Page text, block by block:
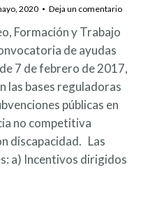
2020 Deja un comentario
Formación y Trabajo
de ayudas
7 de febrero de 2017,
las bases reguladoras
públicas en
no competitiva
discapacidad. Las
a) Incentivos dirigidos